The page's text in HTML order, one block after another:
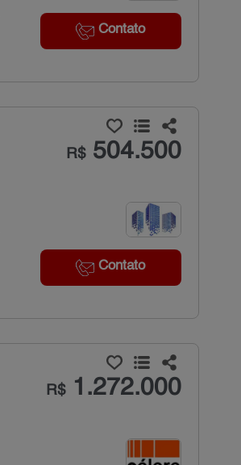
Contato
R$504.500
Contato
R$1.272.000